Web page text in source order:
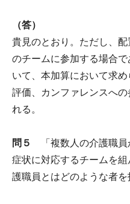
（答）
貴見のとおり。ただし、
のチームに参加する場合
いて、本加算において求
評価、カンファレンスへ
れる。
問５
「複数人の介護職員
症状に対応するチームを
護職員とはどのような者を